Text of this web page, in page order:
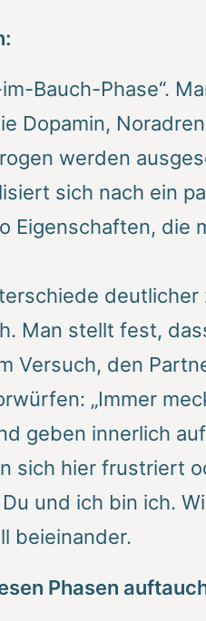
Bauch-Phase“.
Dopamin,
werden
sich nach ein
Eigenschaften,
deutlicher
Man stellt fest,
Versuch, den
„Immer
geben innerlich
sich hier frustriert
und ich bin ich.
beieinander.
Phasen